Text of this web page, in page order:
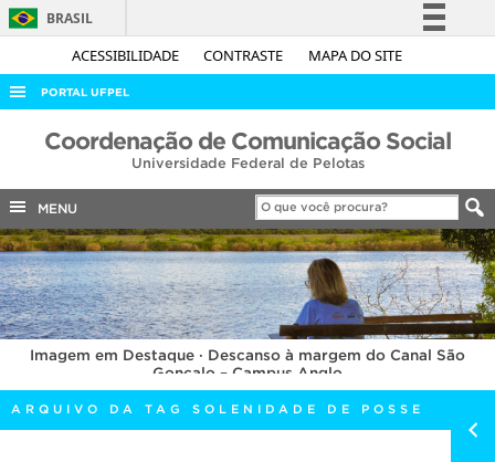
ACESSIBILIDADE CONTRASTE MAPA DO SITE
BRASIL
Simplifique!
Acesso à informação
Legislação
Canais
PORTAL UFPEL
ACESSO À INFORMAÇÃO
COBALTO
CONCURSOS
EDITAIS
INTERNACIONAL
OUVIDORIA
PORTARIAS
TELEFONES
Coordenação de Comunicação Social
Universidade Federal de Pelotas
MENU
Imagem em Destaque · Descanso à margem do Canal São
Gonçalo – Campus Anglo
ARQUIVO DA TAG SOLENIDADE DE POSSE